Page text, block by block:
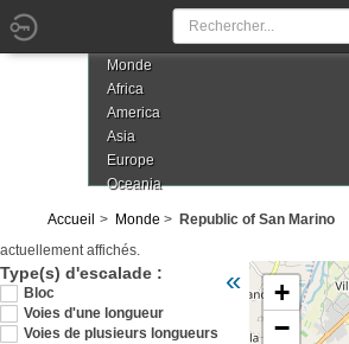
Monde
Africa
America
Asia
Europe
Oceania
Accueil Monde Republic of San Marino
actuellement affichés.
Type(s) d'escalade :
Bloc
Voies d'une longueur
Voies de plusieurs longueurs
« Veuillez
de-saint-marin
+
−